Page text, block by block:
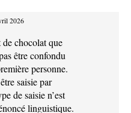
2026
chocolat que
être confondu
personne.
saisie par
de saisie n’est
linguistique.